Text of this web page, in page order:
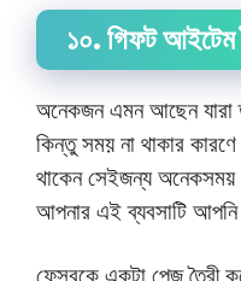
১০. গিফট আইটেম
অনেকজন এমন আছেন যারা
কিন্তু সময় না থাকার
থাকেন সেইজন্য
আপনার এই ব্যবসাটি আপনি